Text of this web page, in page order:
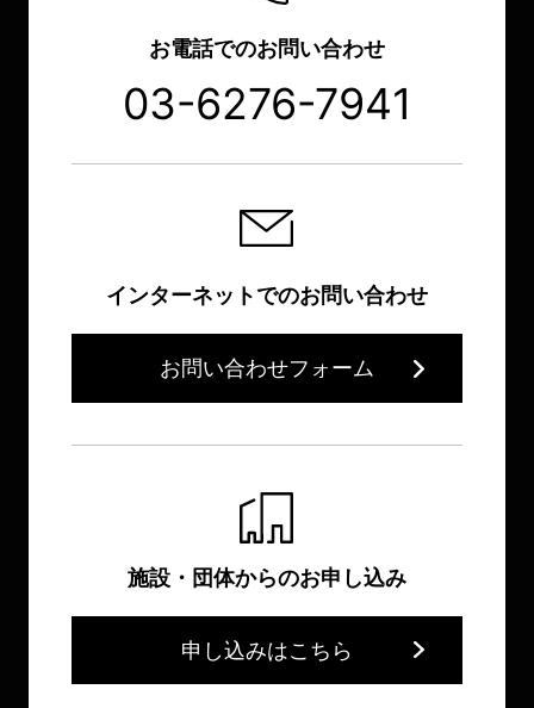
お電話でのお問い合わせ
03-6276-7941
インターネットでのお問い合わせ
お問い合わせフォーム
施設・団体からのお申し込み
申し込みはこちら